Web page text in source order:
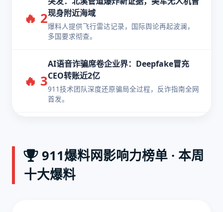
🔥 2现身附近海域
爆料人提供飞行雷达记录，国际舆论再起波澜，
多国要求彻查。
🔥 3
AI语音诈骗席卷企业界：Deepfake冒充
CEO转账近2亿
911技术团队深度还原骗局全过程，反诈指南全网
首发。
911爆料网影响力榜单 · 本周
十大爆料